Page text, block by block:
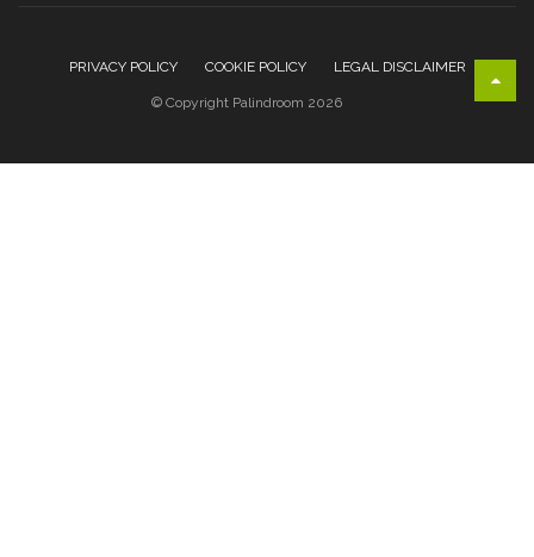
PRIVACY POLICY COOKIE POLICY LEGAL DISCLAIMER
© Copyright Palindroom 2026